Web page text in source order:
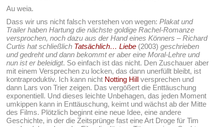
Au weia.
Dass wir uns nicht falsch verstehen von wegen:Plakat und
Trailer haben Hartung die nächste goldige Rachel-Romanze
versprochen, noch dazu aus der Hand eines Könners – Richard
Curtis hat schließlich Tatsächlich… Liebe (2003)geschrieben
und gedreht und dann bekommt er aber eine Moral-Lehre und
nun ist er beleidigt. So einfach ist das nicht. Den Zuschauer aber
mit einem Versprechen zu locken, das dann unerfüllt bleibt, ist
kontraproduktiv. Ich kann nicht Notting Hill versprechen und
dann Lars von Trier zeigen. Das vergößert die Enttäuschung
exponentiell. Und dieses leichte Unbehagen, das jeden Moment
umkippen kann in Enttäuschung, keimt und wächst ab der Mitte
des Films. Plötzlich beginnt eine neue Idee, eine andere
Geschichte, in der die Zeitsprünge fast eine Art Droge für Tim